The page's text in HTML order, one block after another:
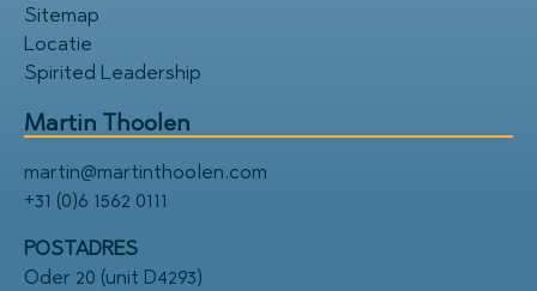
Sitemap
Locatie
Spirited Leadership
Martin Thoolen
martin@martinthoolen.com
+31 (0)6 1562 0111
POSTADRES
Oder 20 (unit D4293)